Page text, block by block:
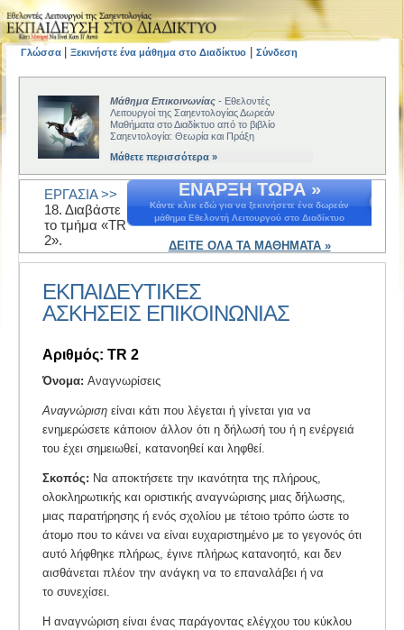
Γλώσσα Ξεκινήστε ένα μάθημα στο Διαδίκτυο Σύνδεση
Μάθημα Επικοινωνίας - Εθελοντές
Λειτουργοί της Σαηεντολογίας Δωρεάν
Μαθήματα στο Διαδίκτυο από το βιβλίο
Σαηεντολογία: Θεωρία και Πράξη
Μάθετε περισσότερα »
ΕΝΑΡΞΗ ΤΩΡΑ »
Κάντε κλικ εδώ για να ξεκινήσετε ένα δωρεάν
μάθημα Εθελοντή Λειτουργού στο Διαδίκτυο
ΔΕΙΤΕ ΟΛΑ ΤΑ ΜΑΘΗΜΑΤΑ »
ΕΡΓΑΣΙΑ >>
18. Διαβάστε
το τμήμα «TR
2».
ΕΚΠΑΙΔΕΥΤΙΚΕΣ
ΑΣΚΗΣΕΙΣ EΠΙΚΟΙΝΩΝΙΑΣ
Αριθμός: TR 2
Όνομα: Αναγνωρίσεις
Αναγνώριση είναι κάτι που λέγεται ή γίνεται για να
ενημερώσετε κάποιον άλλον ότι η δήλωσή του ή η ενέργειά
του έχει σημειωθεί, κατανοηθεί και ληφθεί.
Σκοπός: Να αποκτήσετε την ικανότητα της πλήρους,
ολοκληρωτικής και οριστικής αναγνώρισης μιας δήλωσης,
μιας παρατήρησης ή ενός σχολίου με τέτοιο τρόπο ώστε το
άτομο που το κάνει να είναι ευχαριστημένο με το γεγονός ότι
αυτό λήφθηκε πλήρως, έγινε πλήρως κατανοητό, και δεν
αισθάνεται πλέον την ανάγκη να το επαναλάβει ή να
το συνεχίσει.
Η αναγνώριση είναι ένας παράγοντας ελέγχου του κύκλου